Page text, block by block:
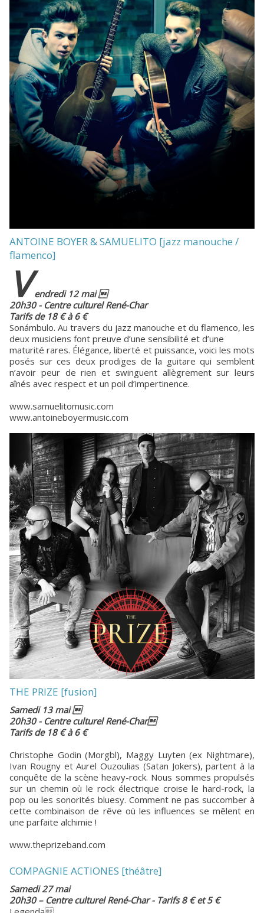
ANTOINE BOYER & SAMUELITO [jazz manouche /
flamenco]
V endredi 12 mai 
20h30 - Centre culturel René-Char
Tarifs de 18 € à 6 €
Sonámbulo. Au travers du jazz manouche et du flamenco, les
deux musiciens font preuve d’une sensibilité et d’une
maturité rares. Élégance, liberté et puissance, voici les mots
posés sur ces deux prodiges de la guitare qui semblent
n’avoir peur de rien et swinguent allègrement sur leurs
aînés avec respect et un poil d’impertinence.
www.samuelitomusic.com
www.antoineboyermusic.com
THE PRIZE [fusion]
Samedi 13 mai 
20h30 - Centre culturel René-Char
Tarifs de 18 € à 6 €
Christophe Godin (Morgbl), Maggy Luyten (ex Nightmare),
Ivan Rougny et Aurel Ouzoulias (Satan Jokers), partent à la
conquête de la scène heavy-rock. Nous sommes propulsés
sur un chemin où le rock électrique croise le hard-rock, la
pop ou les sonorités bluesy. Comment ne pas succomber à
cette combinaison de rêve où les influences se mêlent en
une parfaite alchimie !
www.theprizeband.com
COMPAGNIE ACTIONES [théâtre]
Samedi 27 mai
20h30 – Centre culturel René-Char - Tarifs 8 € et 5 €